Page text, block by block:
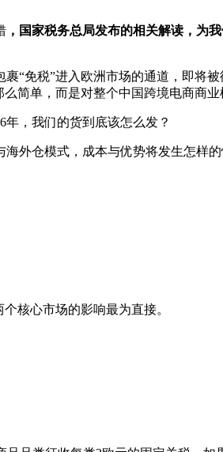
，国家税务总局发布的相关解读，为
“免税”进入欧洲市场的通道，即将
简单，而是对整个中国跨境电商商业
，我们的货到底该怎么发？
外仓模式，成本与优势将发生怎样的
核心市场的影响最为直接。